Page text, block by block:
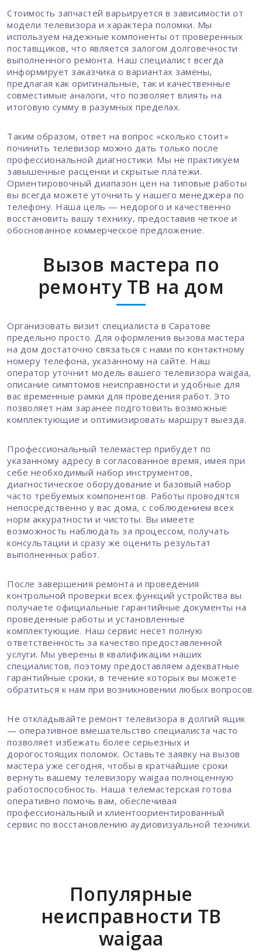
Стоимость запчастей варьируется в зависимости от
модели телевизора и характера поломки. Мы
используем надежные компоненты от проверенных
поставщиков, что является залогом долговечности
выполненного ремонта. Наш специалист всегда
информирует заказчика о вариантах замены,
предлагая как оригинальные, так и качественные
совместимые аналоги, что позволяет влиять на
итоговую сумму в разумных пределах.
Таким образом, ответ на вопрос «сколько стоит»
починить телевизор можно дать только после
профессиональной диагностики. Мы не практикуем
завышенные расценки и скрытые платежи.
Ориентировочный диапазон цен на типовые работы
вы всегда можете уточнить у нашего менеджера по
телефону. Наша цель — недорого и качественно
восстановить вашу технику, предоставив четкое и
обоснованное коммерческое предложение.
Вызов мастера по
ремонту ТВ на дом
Организовать визит специалиста в Саратове
предельно просто. Для оформления вызова мастера
на дом достаточно связаться с нами по контактному
номеру телефона, указанному на сайте. Наш
оператор уточнит модель вашего телевизора waigaa,
описание симптомов неисправности и удобные для
вас временные рамки для проведения работ. Это
позволяет нам заранее подготовить возможные
комплектующие и оптимизировать маршрут выезда.
Профессиональный телемастер прибудет по
указанному адресу в согласованное время, имея при
себе необходимый набор инструментов,
диагностическое оборудование и базовый набор
часто требуемых компонентов. Работы проводятся
непосредственно у вас дома, с соблюдением всех
норм аккуратности и чистоты. Вы имеете
возможность наблюдать за процессом, получать
консультации и сразу же оценить результат
выполненных работ.
После завершения ремонта и проведения
контрольной проверки всех функций устройства вы
получаете официальные гарантийные документы на
проведенные работы и установленные
комплектующие. Наш сервис несет полную
ответственность за качество предоставленной
услуги. Мы уверены в квалификации наших
специалистов, поэтому предоставляем адекватные
гарантийные сроки, в течение которых вы можете
обратиться к нам при возникновении любых вопросов.
Не откладывайте ремонт телевизора в долгий ящик
— оперативное вмешательство специалиста часто
позволяет избежать более серьезных и
дорогостоящих поломок. Оставьте заявку на вызов
мастера уже сегодня, чтобы в кратчайшие сроки
вернуть вашему телевизору waigaa полноценную
работоспособность. Наша телемастерская готова
оперативно помочь вам, обеспечивая
профессиональный и клиентоориентированный
сервис по восстановлению аудиовизуальной техники.
Популярные
неисправности ТВ
waigaa